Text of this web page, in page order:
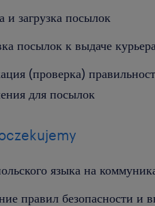
и загрузка посылок
посылок к выдаче
(проверка)
для посылок
языка на
правил безопасности и